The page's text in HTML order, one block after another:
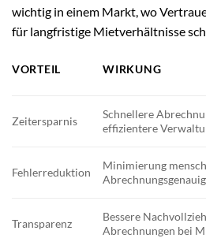
wichtig in einem Markt, wo
für langfristige Mietverhältnisse
VORTEIL WIRKUNG
Zeitersparnis
Schnellere
effizientere
Fehlerreduktion
Minimierung
Transparenz
Bessere
Abrechnungen bei